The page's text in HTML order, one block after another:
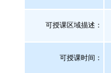
可授课区域描述：
可授课时间：